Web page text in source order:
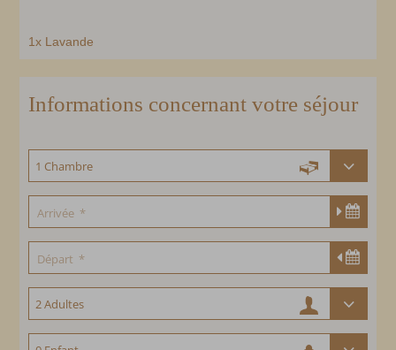
1x Lavande
Informations concernant votre séjour